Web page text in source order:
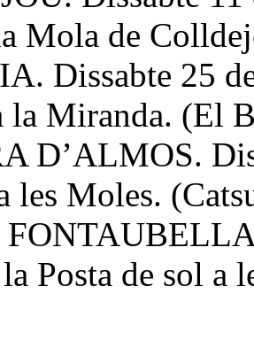
Mola de
Dissabte 25
la Miranda. (El
D’ALMOS.
les Moles.
Posta de sol a